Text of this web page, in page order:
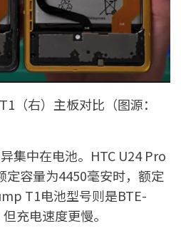
（右）主板对比（图源：
集中在电池。HTC U24 Pro
定容量为4450毫安时，额定
T1电池型号则是BTE-
充电速度更慢。